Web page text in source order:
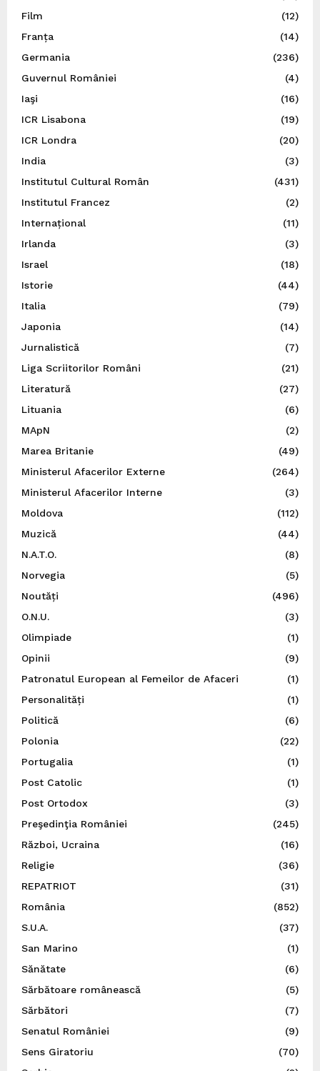
Film
(12)
Franța
(14)
Germania
(236)
Guvernul României
(4)
Iaşi
(16)
ICR Lisabona
(19)
ICR Londra
(20)
India
(3)
Institutul Cultural Român
(431)
Institutul Francez
(2)
Internațional
(11)
Irlanda
(3)
Israel
(18)
Istorie
(44)
Italia
(79)
Japonia
(14)
Jurnalistică
(7)
Liga Scriitorilor Români
(21)
Literatură
(27)
Lituania
(6)
MApN
(2)
Marea Britanie
(49)
Ministerul Afacerilor Externe
(264)
Ministerul Afacerilor Interne
(3)
Moldova
(112)
Muzică
(44)
N.A.T.O.
(8)
Norvegia
(5)
Noutăți
(496)
O.N.U.
(3)
Olimpiade
(1)
Opinii
(9)
Patronatul European al Femeilor de Afaceri
(1)
Personalități
(1)
Politică
(6)
Polonia
(22)
Portugalia
(1)
Post Catolic
(1)
Post Ortodox
(3)
Preşedinţia României
(245)
Război, Ucraina
(16)
Religie
(36)
REPATRIOT
(31)
România
(852)
S.U.A.
(37)
San Marino
(1)
Sănătate
(6)
Sărbătoare românească
(5)
Sărbători
(7)
Senatul României
(9)
Sens Giratoriu
(70)